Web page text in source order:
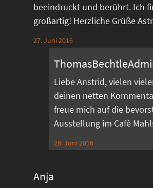
beeindruckt und berührt. Ich
großartig! Herzliche Grüße
27. Juni 2016
Liebe Anstrid, vielen
deinen netten
freue mich auf die
Ausstellung im Cafè
28. Juni 2016
Anja